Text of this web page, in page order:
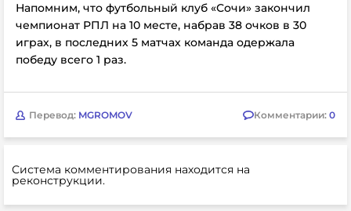
Напомним, что футбольный клуб «Сочи» закончил
чемпионат РПЛ на 10 месте, набрав 38 очков в 30
играх, в последних 5 матчах команда одержала
победу всего 1 раз.
Перевод: MGROMOV Комментарии: 0
Система комментирования находится на
реконструкции.